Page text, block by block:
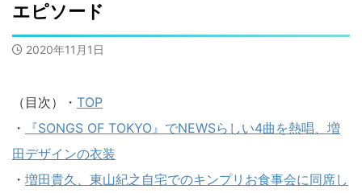
エピソード
2020年11月1日
（目次）・ TOP
・
『SONGS OF TOKYO』でNEWSらしい4曲を熱唱、増
田デザインの衣装
・ 増田貴久、東山紀之自宅でのキンプリお食事会に同席し